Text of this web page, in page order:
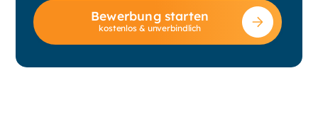
Bewerbung starten
kostenlos & unverbindlich